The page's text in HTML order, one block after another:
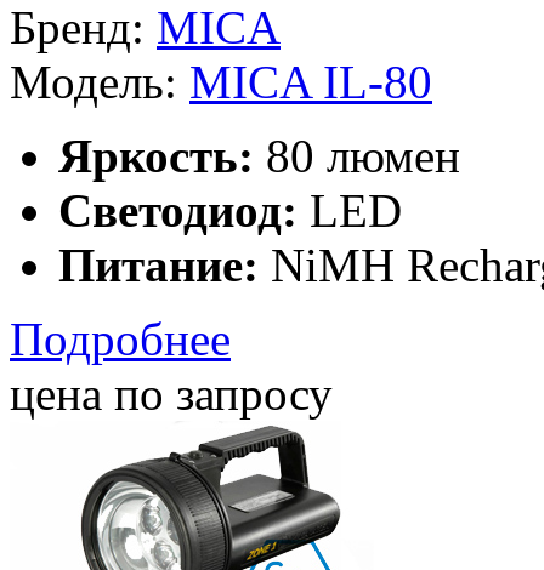
Бренд:
Модель: MICA IL-80
Яркость: 80 люмен
Светодиод: LED
Питание: NiMH
Подробнее
цена по запросу